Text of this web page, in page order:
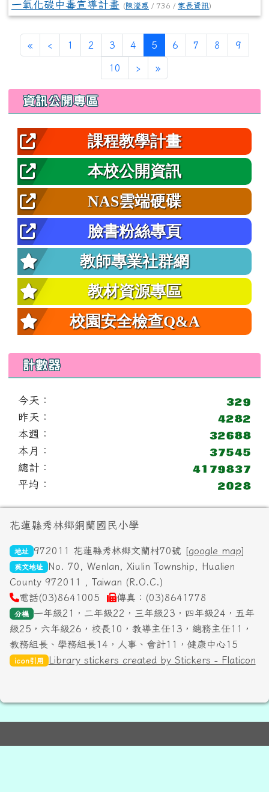
一氧化碳中毒宣導計畫
(陳瀅惠 / 736 / 家長資訊)
«第一頁
‹ 上一頁
1 2 3 4 5 (目前頁次)
6 7 8 9
10 ›下一頁
»最後頁
左邊區域內容
資訊公開專區
課程教學計畫
本校公開資訊
NAS雲端硬碟
臉書粉絲專頁
教師專業社群網
教材資源專區
校園安全檢查Q&A
計數器
今天：
昨天：
本週：
本月：
總計：
平均：
頁尾區域內容
花蓮縣秀林鄉銅蘭國民小學
地址 972011 花蓮縣秀林鄉文蘭村70號 [google map]
英文地址
No. 70, Wenlan, Xiulin Township, Hualien
County 972011 , Taiwan (R.O.C.)
電話(03)8641005
傳真：(03)8641778
分機
一年級21，二年級22，三年級23，四年級24，五年
級25，六年級26，校長10，教導主任13，總務主任11，
教務組長、學務組長14，人事、會計11，健康中心15
icon引用 Library stickers created by Stickers - Flaticon